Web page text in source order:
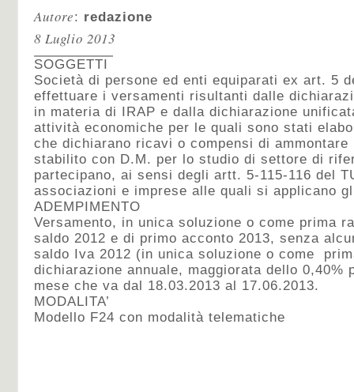
Autore: redazione
8 Luglio 2013
SOGGETTI
Società di persone ed enti equiparati ex art. 5
effettuare i versamenti risultanti dalle
in materia di IRAP e dalla dichiarazione
attività economiche per le quali sono stati
che dichiarano ricavi o compensi di
stabilito con D.M. per lo studio di settore di
partecipano, ai sensi degli artt. 5-115-116 del
associazioni e imprese alle quali si applicano
ADEMPIMENTO
Versamento, in unica soluzione o come prima
saldo 2012 e di primo acconto 2013, senza
saldo Iva 2012 (in unica soluzione o come
dichiarazione annuale, maggiorata dello 0,40%
mese che va dal 18.03.2013 al 17.06.2013.
MODALITA’
Modello F24 con modalità telematiche